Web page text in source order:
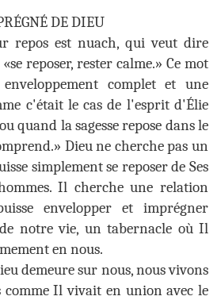
DE DIEU
repos est nuach, qui veut dire
reposer, rester calme.» Ce mot
complet et une
c'était le cas de l'esprit d'Élie
quand la sagesse repose dans le
Dieu ne cherche pas un
simplement se reposer de Ses
Il cherche une relation
envelopper et imprégner
notre vie, un tabernacle où Il
en nous.
demeure sur nous, nous vivons
comme Il vivait en union avec le